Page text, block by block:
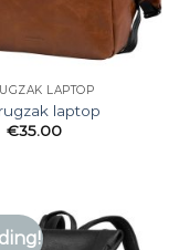
LAPTOP
laptop
€35.00